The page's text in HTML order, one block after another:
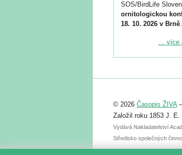
SOS/BirdLife
ornitologickou
18. 10. 2026 v Brně.
Podrobnější
Registrovat se
abstraktu
posteru je už 30.
... více
© 2026 Časopis ŽIVA–
Založil roku 1853 J. E.
Vydává Nakladatelství
Středisko společných